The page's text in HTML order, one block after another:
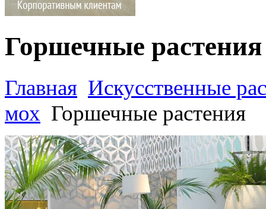
Горшечные растения
Главная Искусственные
мох Горшечные растения